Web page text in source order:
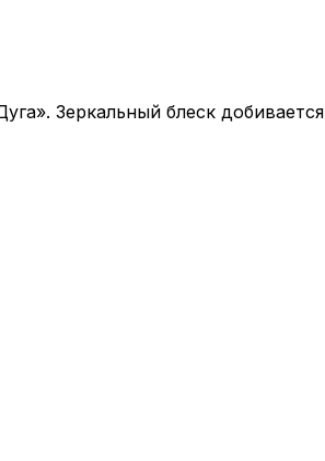
Зеркальный блеск добивается